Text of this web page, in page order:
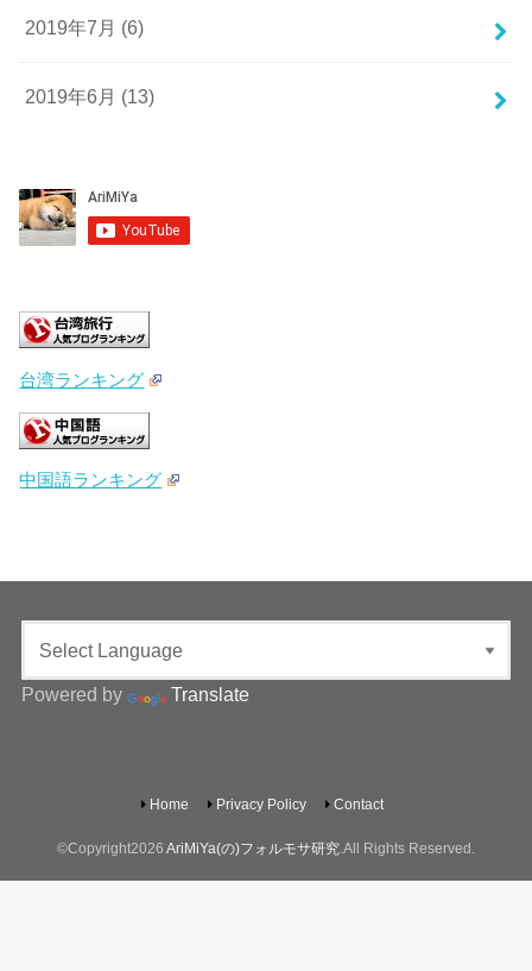
2019年7月 (6)
2019年6月 (13)
台湾ランキング
中国語ランキング
Powered by Translate
Home Privacy Policy Contact
©Copyright2026 AriMiYa(の)フォルモサ研究.All Rights Reserved.